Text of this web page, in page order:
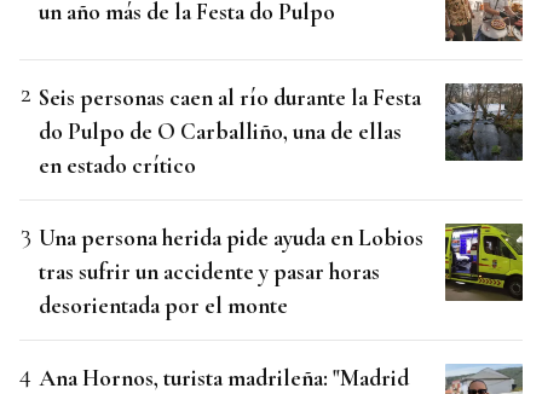
un año más de la Festa do Pulpo
Seis personas caen al río durante la Festa
do Pulpo de O Carballiño, una de ellas
en estado crítico
Una persona herida pide ayuda en Lobios
tras sufrir un accidente y pasar horas
desorientada por el monte
Ana Hornos, turista madrileña: "Madrid